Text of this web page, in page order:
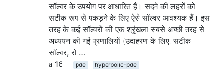
सॉल्वर के उपयोग पर आधारित हैं। सदमे की लहरों को
सटीक रूप से पकड़ने के लिए ऐसे सॉल्वर आवश्यक हैं। इस
तरह के कई सॉल्वरों की एक श्रृंखला सबसे अच्छी तरह से
अध्ययन की गई प्रणालियों (उदाहरण के लिए, सटीक
सॉल्वर, रो …
16
pde hyperbolic-pde